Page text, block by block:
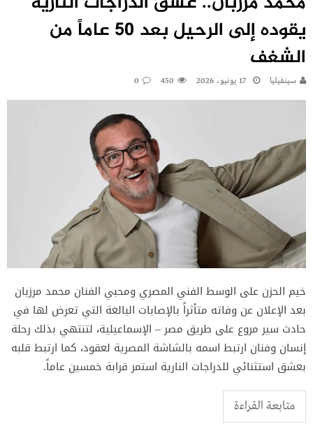
يقوده إلى الرحيل بعد 50 عاماً من
الشغف
سينفيليا 17 يونيو، 2026 450
0
خيم الحزن على الوسط الفني المصري ومحبي الفنان محمد مرزبان
بعد الإعلان عن وفاته متأثراً بالإصابات البالغة التي تعرض لها في
حادث سير مروع على طريق مصر – الإسماعيلية، لتنتهي بذلك رحلة
إنسان وفنان ارتبط اسمه بالشاشة المصرية لعقود، كما ارتبط قلبه
بعشق استثنائي للدراجات النارية استمر قرابة خمسين عاماً.
متابعة القراءة